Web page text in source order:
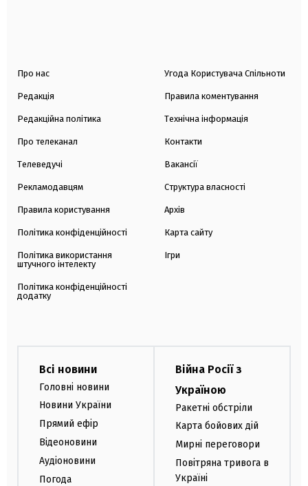
Про нас
Редакція
Редакційна політика
Про телеканал
Телеведучі
Рекламодавцям
Правила користування
Політика конфіденційності
Політика використання
штучного інтелекту
Політика конфіденційності
додатку
Угода Користувача Спільноти
Правила коментування
Технічна інформація
Контакти
Вакансії
Структура власності
Архів
Карта сайту
Ігри
Всі новини
Головні новини
Новини України
Прямий ефір
Відеоновини
Аудіоновини
Погода
Війна Росії з
Україною
Ракетні обстріли
Карта бойових дій
Мирні переговори
Повітряна тривога в
Україні